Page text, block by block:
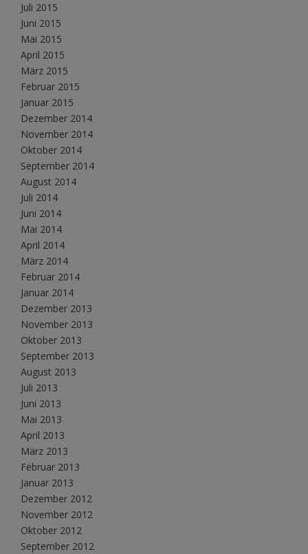
Juli 2015
Juni 2015
Mai 2015
April 2015
März 2015
Februar 2015
Januar 2015
Dezember 2014
November 2014
Oktober 2014
September 2014
August 2014
Juli 2014
Juni 2014
Mai 2014
April 2014
März 2014
Februar 2014
Januar 2014
Dezember 2013
November 2013
Oktober 2013
September 2013
August 2013
Juli 2013
Juni 2013
Mai 2013
April 2013
März 2013
Februar 2013
Januar 2013
Dezember 2012
November 2012
Oktober 2012
September 2012